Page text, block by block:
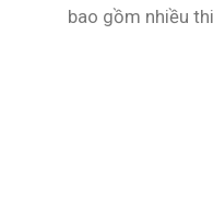
bao gồm nhiều